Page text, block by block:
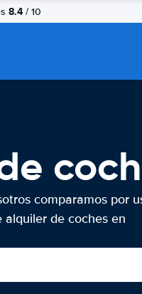
8.4 / 10
comparamos por
alquiler de coches en